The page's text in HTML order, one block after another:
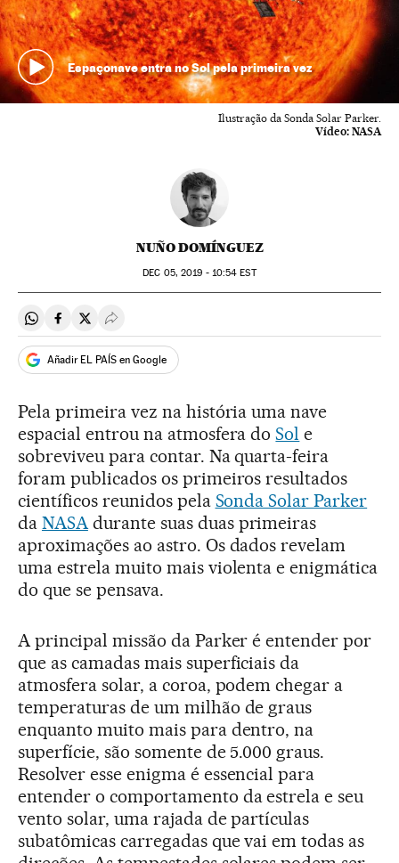
Espaçonave entra no Sol pela primeira vez
Ilustração da Sonda Solar Parker.
Vídeo: NASA
NUÑO DOMÍNGUEZ
DEC 05, 2019 - 10:54 EST
Compartir en Whatsapp
Compartir en Facebook
Compartir en Twitter
Desplegar Redes Sociales
Añadir EL PAÍS en Google
Pela primeira vez na história uma nave
espacial entrou na atmosfera doSol e
sobreviveu para contar. Na quarta-feira
foram publicados os primeiros resultados
científicos reunidos pela Sonda Solar Parker
da NASAdurante suas duas primeiras
aproximações ao astro. Os dados revelam
uma estrela muito mais violenta e enigmática
do que se pensava.
A principal missão da Parker é entender por
que as camadas mais superficiais da
atmosfera solar, a coroa, podem chegar a
temperaturas de um milhão de graus
enquanto muito mais para dentro, na
superfície, são somente de 5.000 graus.
Resolver esse enigma é essencial para
entender o comportamento da estrela e seu
vento solar, uma rajada de partículas
subatômicas carregadas que vai em todas as